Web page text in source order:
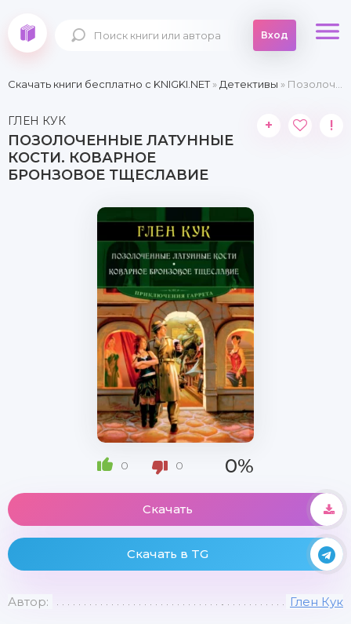
Вход
Скачать книги бесплатно c KNIGKI.NET» Детективы » Позолоченные латунные кости. Коварное бронзовое тщеславие
ГЛЕН КУК
ПОЗОЛОЧЕННЫЕ ЛАТУННЫЕ
КОСТИ. КОВАРНОЕ
БРОНЗОВОЕ ТЩЕСЛАВИЕ
+ !
0 0 0%
Скачать
Скачать в TG
Автор: Глен Кук